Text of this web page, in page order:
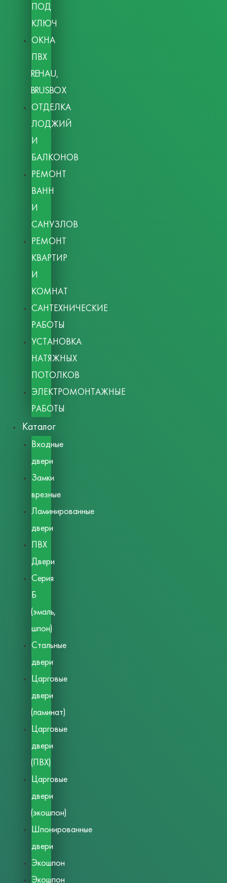
ПОД
КЛЮЧ
ОКНА
ПВХ
REHAU,
BRUSBOX
ОТДЕЛКА
ЛОДЖИЙ
И
БАЛКОНОВ
РЕМОНТ
ВАНН
И
САНУЗЛОВ
РЕМОНТ
КВАРТИР
И
КОМНАТ
САНТЕХНИЧЕСКИЕ
РАБОТЫ
УСТАНОВКА
НАТЯЖНЫХ
ПОТОЛКОВ
ЭЛЕКТРОМОНТАЖНЫЕ
РАБОТЫ
Каталог
Входные
двери
Замки
врезные
Ламинированные
двери
ПВХ
Двери
Серия
Б
(эмаль,
шпон)
Стальные
двери
Царговые
двери
(ламинат)
Царговые
двери
(ПВХ)
Царговые
двери
(экошпон)
Шпонированные
двери
Экошпон
Экошпон